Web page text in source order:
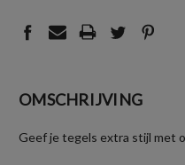
OMSCHRIJVING
Geef je tegels extra stijl met